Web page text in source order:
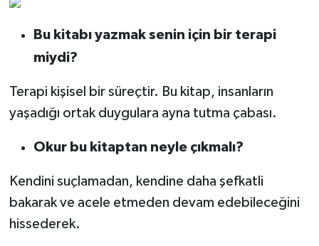
Bu kitabı yazmak senin için bir terapi
miydi?
Terapi kişisel bir süreçtir. Bu kitap, insanların
yaşadığı ortak duygulara ayna tutma çabası.
Okur bu kitaptan neyle çıkmalı?
Kendini suçlamadan, kendine daha şefkatli
bakarak ve acele etmeden devam edebileceğini
hissederek.